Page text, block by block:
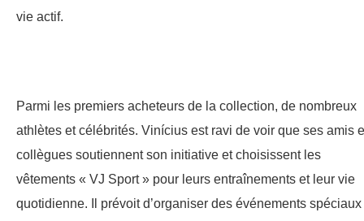
vie actif.
Parmi les premiers acheteurs de la collection, de nombreux
athlètes et célébrités. Vinícius est ravi de voir que ses amis
collègues soutiennent son initiative et choisissent les
vêtements « VJ Sport » pour leurs entraînements et leur vie
quotidienne. Il prévoit d’organiser des événements spéciaux